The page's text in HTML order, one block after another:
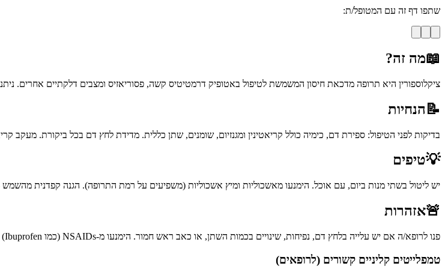
שתפו דף זה עם המטופל/ת:
📖מה זה?
ציקלוספורין היא תרופה מדכאת חיסון המשמשת לטיפול באטופיק דרמטיטיס קשה, פסוריאזיס ומצבים דלקתיים אחרים.
📝 הנחיות
בדיקות לפני הטיפול: ספירת דם, כימיה כולל קריאטינין ומגנזיום, שומנים, שתן כללית. מדידת לחץ דם בכל ביקורת. מעקב
💡טיפים
יש ליטול בשתי מנות ביום, עם אוכל. הימנעו מאשכוליות ומיץ אשכוליות (משפיעים על רמת התרופה). הגנה קפדנית מהשמש
🚨אזהרות
פנו לרופא/ה אם יש עלייה בלחץ דם, נפיחות, שינויים בכמות השתן, או כאב ראש חמור. הימנעו מ-NSAIDs (כמו Ibuprofen) ומתוספי אשלגן ללא אישור רופא - עלולים לפגוע בתפקוד הכליות.
טמפלייטים קליניים קשורים (לרופאים)